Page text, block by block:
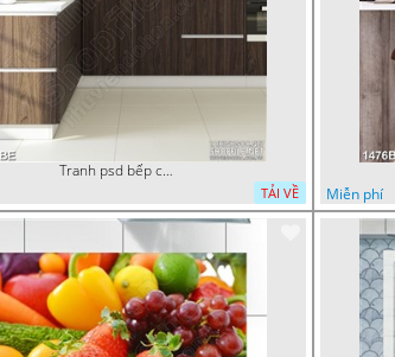
Tranh psd bếp chiếc giỏ trái cây trắng trên bàn tiệc
TẢI VỀ
Miễn phí